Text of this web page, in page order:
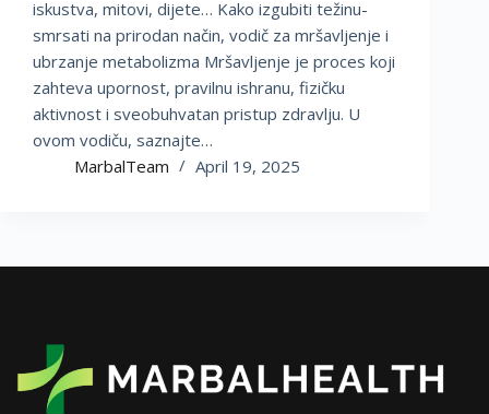
iskustva, mitovi, dijete… Kako izgubiti težinu-
smrsati na prirodan način, vodič za mršavljenje i
ubrzanje metabolizma Mršavljenje je proces koji
zahteva upornost, pravilnu ishranu, fizičku
aktivnost i sveobuhvatan pristup zdravlju. U
ovom vodiču, saznajte…
MarbalTeam
April 19, 2025